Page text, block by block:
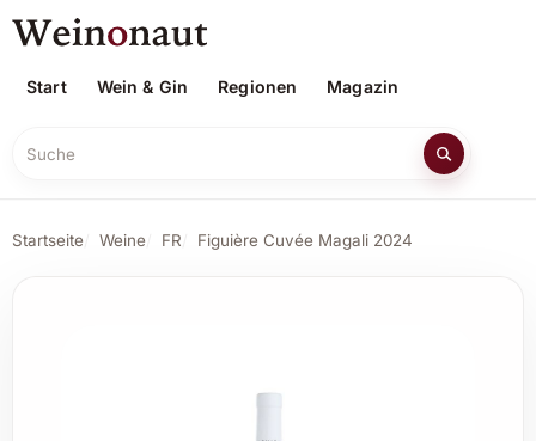
Start Wein & Gin Regionen Magazin
Suche
Startseite Weine FR Figuière Cuvée Magali 2024